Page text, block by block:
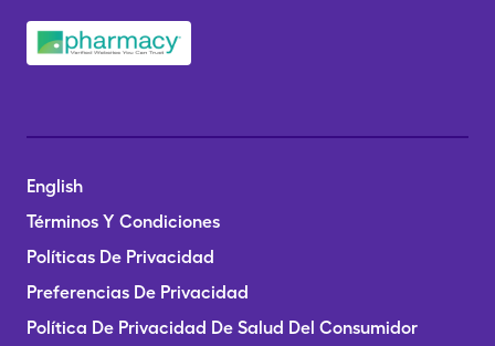
English
Términos Y Condiciones
Políticas De Privacidad
Preferencias De Privacidad
Política De Privacidad De Salud Del Consumidor